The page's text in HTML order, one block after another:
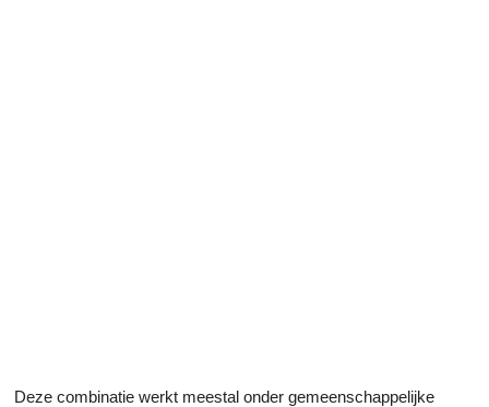
Deze combinatie werkt meestal onder gemeenschappelijke